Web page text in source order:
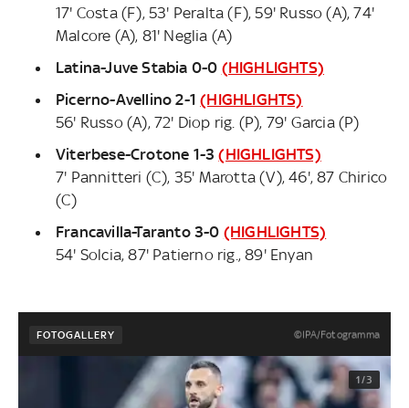
17' Costa (F), 53' Peralta (F), 59' Russo (A), 74'
Malcore (A), 81' Neglia (A)
Latina-Juve Stabia 0-0 (HIGHLIGHTS)
Picerno-Avellino 2-1(HIGHLIGHTS)
56' Russo (A), 72' Diop rig. (P), 79' Garcia (P)
Viterbese-Crotone 1-3(HIGHLIGHTS)
7' Pannitteri (C), 35' Marotta (V), 46', 87 Chirico
(C)
Francavilla-Taranto 3-0 (HIGHLIGHTS)
54' Solcia, 87' Patierno rig., 89' Enyan
FOTOGALLERY ©IPA/Fotogramma
1/3